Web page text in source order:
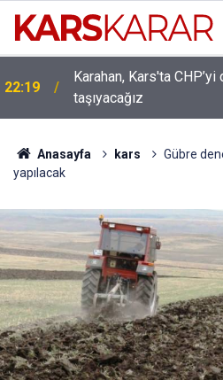
16:15
Uludaşdemir, YENİ
görevine getirildi
Anasayfa kars
Gübre
yapılacak